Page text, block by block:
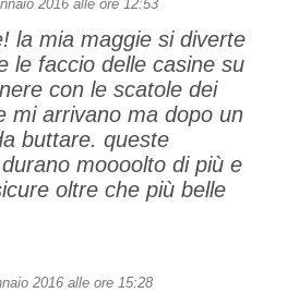
2016 alle ore 12:53
la mia maggie si diverte
le faccio delle casine su
con le scatole dei
mi arrivano ma dopo un
buttare. queste
moooolto di più e
oltre che più belle
2016 alle ore 15:28